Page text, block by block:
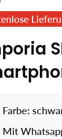
Farbe:
Mit